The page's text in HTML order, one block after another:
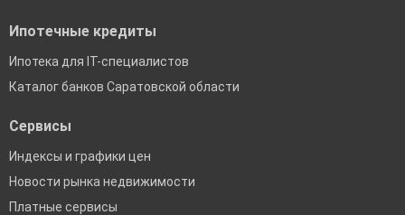
Ипотечные кредиты
Ипотека для IT-специалистов
Каталог банков Саратовской области
Сервисы
Индексы и графики цен
Новости рынка недвижимости
Платные сервисы